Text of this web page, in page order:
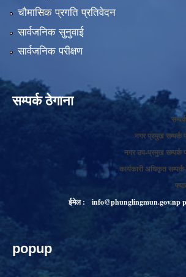
चौमासिक प्रगति प्रतिवेदन
सार्वजनिक सुनुवाई
सार्वजनिक परीक्षण
सम्पर्क ठेगाना
नगर प्रमुख
नगर उप-प्रमुख
कार्यकारी अधिकृत
ईमेल :
info@phunglingmun.gov.np
popup